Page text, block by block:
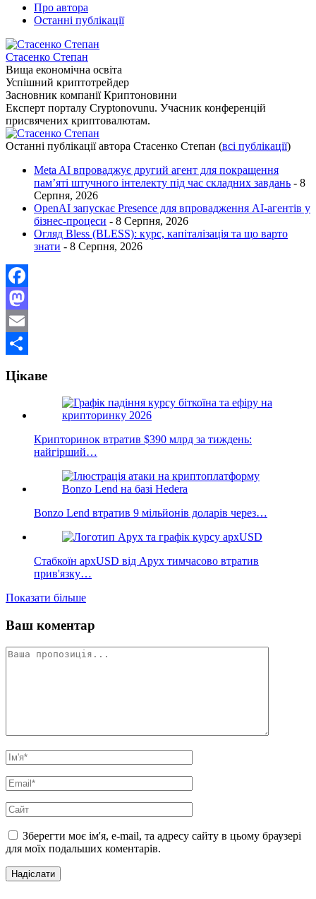
Про автора
Останні публікації
Стасенко Степан
Вища економічна освіта
Успішний криптотрейдер
Засновник компанії Криптоновини
Експерт порталу Cryptonovunu. Учасник конференцій
присвячених криптовалютам.
Останні публікації автора Стасенко Степан (всі публікації)
Meta AI впроваджує другий агент для покращення
пам’яті штучного інтелекту під час складних завдань - 8
Серпня, 2026
OpenAI запускає Presence для впровадження AI-агентів у
бізнес-процеси - 8 Серпня, 2026
Огляд Bless (BLESS): курс, капіталізація та що варто
знати - 8 Серпня, 2026
Facebook
Mastodon
Email
Цікаве
Крипторинок втратив $390 млрд за тиждень:
найгірший…
Bonzo Lend втратив 9 мільйонів доларів через…
Стабкоїн apxUSD від Apyx тимчасово втратив
прив'язку…
Показати більше
Ваш коментар
Зберегти моє ім'я, e-mail, та адресу сайту в цьому браузері
для моїх подальших коментарів.